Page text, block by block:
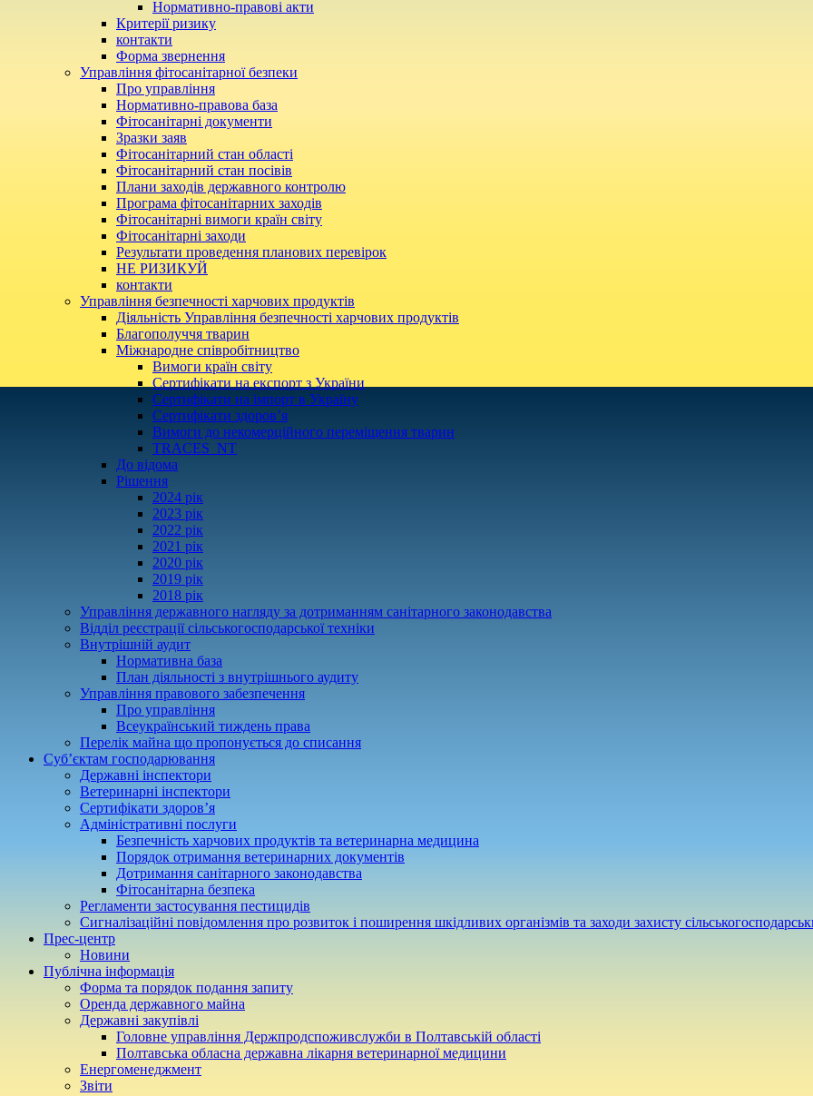
Нормативно-правові акти
Критерії ризику
контакти
Форма звернення
Управління фітосанітарної безпеки
Про управління
Нормативно-правова база
Фітосанітарні документи
Зразки заяв
Фітосанітарний стан області
Фітосанітарний стан посівів
Плани заходів державного контролю
Програма фітосанітарних заходів
Фітосанітарні вимоги країн світу
Фітосанітарні заходи
Результати проведення планових перевірок
НЕ РИЗИКУЙ
контакти
Управління безпечності харчових продуктів
Діяльність Управління безпечності харчових продуктів
Благополуччя тварин
Міжнародне співробітництво
Вимоги країн світу
Сертифікати на експорт з України
Сертифікати на імпорт в Україну
Сертифікати здоров’я
Вимоги до некомерційного переміщення тварин
TRACES_NT
До відома
Рішення
2024 рік
2023 рік
2022 рік
2021 рік
2020 рік
2019 рік
2018 рік
Управління державного нагляду за дотриманням санітарного законодавства
Відділ реєстрації сільськогосподарської техніки
Внутрішній аудит
Нормативна база
План діяльності з внутрішнього аудиту
Управління правового забезпечення
Про управління
Всеукраїнський тиждень права
Перелік майна що пропонується до списання
Суб’єктам господарювання
Державні інспектори
Ветеринарні інспектори
Сертифікати здоров’я
Адміністративні послуги
Безпечність харчових продуктів та ветеринарна медицина
Порядок отримання ветеринарних документів
Дотримання санітарного законодавства
Фітосанітарна безпека
Регламенти застосування пестицидів
Сигналізаційні повідомлення про розвиток і поширення шкідливих організмів та заходи захисту
Прес-центр
Новини
Публічна інформація
Форма та порядок подання запиту
Оренда державного майна
Державні закупівлі
Головне управління Держпродспоживслужби в Полтавській області
Полтавська обласна державна лікарня ветеринарної медицини
Енергоменеджмент
Звіти